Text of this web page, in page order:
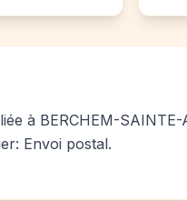
à BERCHEM-
Envoi postal.